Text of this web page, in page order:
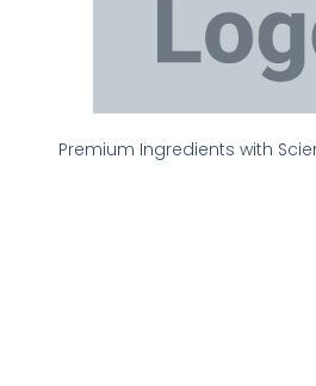
Premium Ingredients with